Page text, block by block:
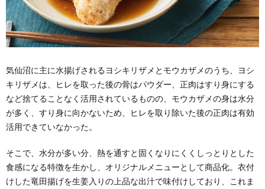
気仙沼に主に水揚げされるヨシキリザメとモウカザメのうち、ヨシ
キリザメは、ヒレを取った後の骨はパウダー、正肉はすり身にする
など捨てることなく活用されているものの、モウカザメの身は水分
が多く、すり身に向かないため、ヒレを取り除いた後の正肉は有効
活用できていなかった。
そこで、水分が多い分、熱を通すと固くなりにくくしっとりとした
食感になる特徴を生かし、オリジナルメニューとして商品化。衣付
けした竜田揚げを生姜入りの上品な出汁で味付けしており、これま